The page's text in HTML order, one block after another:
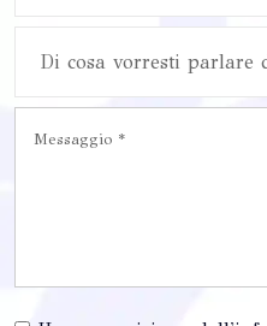
Di cosa vorresti parlare